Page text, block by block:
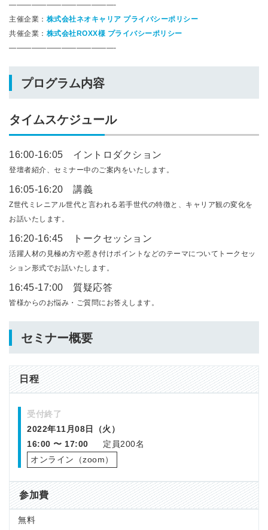
——————————————-
主催企業： 株式会社ネオキャリア プライバシーポリシー
共催企業： 株式会社ROXX様 プライバシーポリシー
——————————————-
プログラム内容
タイムスケジュール
16:00-16:05 イントロダクション
登壇者紹介、セミナー中のご案内をいたします。
16:05-16:20 講義
Z世代ミレニアル世代と言われる若手世代の特徴と、キャリア観の変化を
お話いたします。
16:20-16:45 トークセッション
活躍人材の見極め方や惹き付けポイントなどのテーマについてトークセッ
ション形式でお話いたします。
16:45-17:00 質疑応答
皆様からのお悩み・ご質問にお答えします。
セミナー概要
日程
2022年11月08日（火）
16:00 〜 17:00
定員200名
オンライン（zoom）
受付終了
参加費
無料